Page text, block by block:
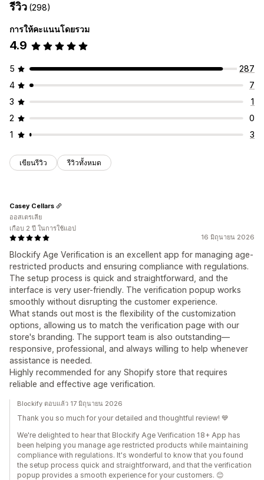
รีวิว (298)
การให้คะแนนโดยรวม
4.9
5
287
4
7
3
1
2
0
1
3
เขียนรีวิว รีวิวทั้งหมด
16 มิถุนายน 2026
Blockify Age Verification is an excellent app for managing age-
restricted products and ensuring compliance with regulations.
The setup process is quick and straightforward, and the
interface is very user-friendly. The verification popup works
smoothly without disrupting the customer experience.
What stands out most is the flexibility of the customization
options, allowing us to match the verification page with our
store's branding. The support team is also outstanding—
responsive, professional, and always willing to help whenever
assistance is needed.
Highly recommended for any Shopify store that requires
reliable and effective age verification.
Casey Cellars
ออสเตรเลีย
เกือบ 2 ปี ในการใช้แอป
Blockify ตอบแล้ว 17 มิถุนายน 2026
Thank you so much for your detailed and thoughtful review! 💙
We're delighted to hear that Blockify Age Verification 18+ App has
been helping you manage age restricted products while maintaining
compliance with regulations. It's wonderful to know that you found
the setup process quick and straightforward, and that the verification
popup provides a smooth experience for your customers. 😊